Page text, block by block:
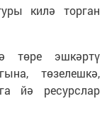
килә торган
төре эшкәртү
төзелешкә,
йә ресурслар